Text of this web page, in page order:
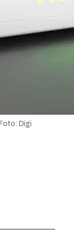
Foto: Digi